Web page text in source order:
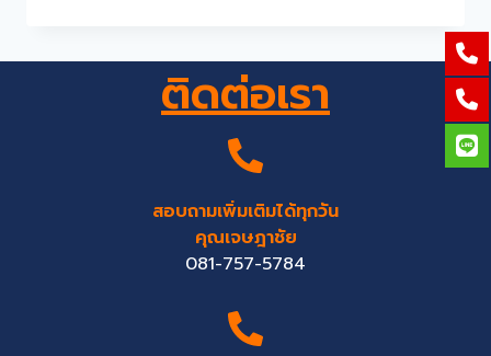
ติดต่อเรา
สอบถามเพิ่มเติมได้ทุกวัน
คุณเจษฎาชัย
081-757-5784